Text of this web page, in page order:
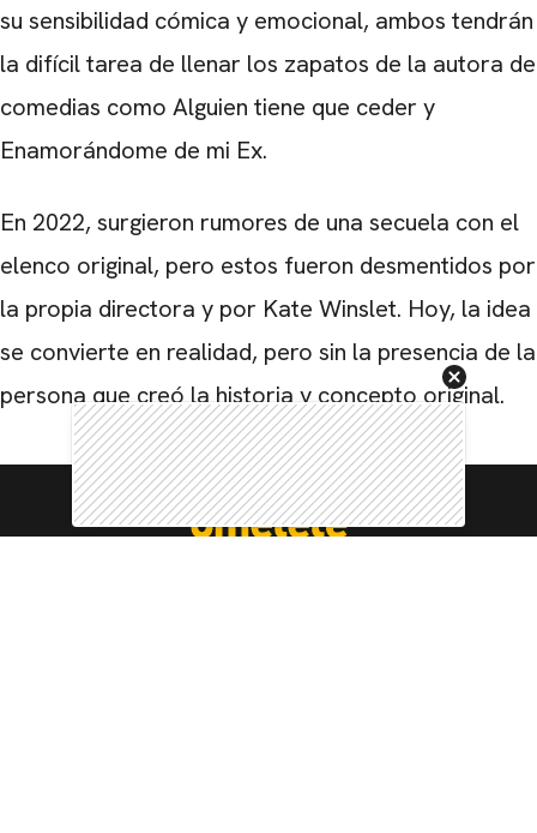
su sensibilidad cómica y emocional, ambos tendrán
la difícil tarea de llenar los zapatos de la autora de
comedias como Alguien tiene que ceder y
Enamorándome de mi Ex.
En 2022, surgieron rumores de una secuela con el
elenco original, pero estos fueron desmentidos por
la propia directora y por Kate Winslet. Hoy, la idea
se convierte en realidad, pero sin la presencia de la
persona que creó la historia y concepto original.